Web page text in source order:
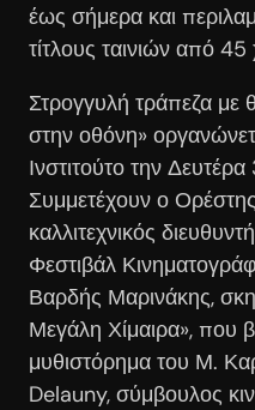
έως σήμερα και
τίτλους ταινιών από
Στρογγυλή τράπεζα με
στην οθόνη»
Ινστιτούτο την
Συμμετέχουν ο
καλλιτεχνικός
Φεστιβάλ
Βαρδής Μαρινάκης,
Μεγάλη Χίμαιρα», που
μυθιστόρημα του Μ.
Delauny, σύμβουλος